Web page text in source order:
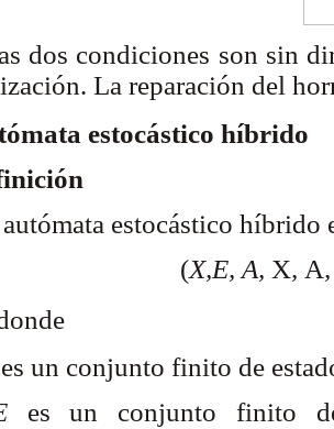
dos condiciones son sin
La reparación del
estocástico híbrido
estocástico híbrido
(X,E, A, X, A
un conjunto finito de
es un conjunto finito